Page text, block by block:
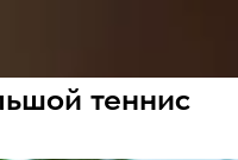
теннис